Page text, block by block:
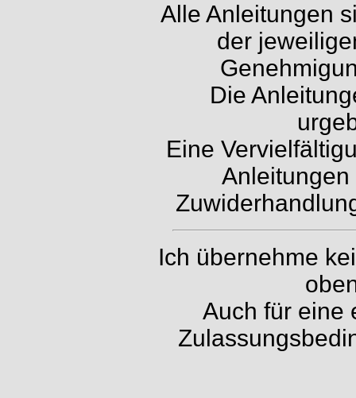
Alle Anleitungen
der
Die
Eine
Anleitungen
Ich übernehme
Auch für eine